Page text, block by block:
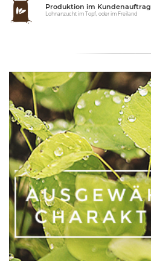
Produktion im Kundenauftrag
Lohnanzucht im Topf, oder im Freiland